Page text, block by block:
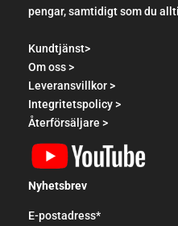
pengar, samtidigt som du
Kundtjänst>
Om oss >
Leveransvillkor >
Integritetspolicy >
Återförsäljare >
Nyhetsbrev
E-postadress*